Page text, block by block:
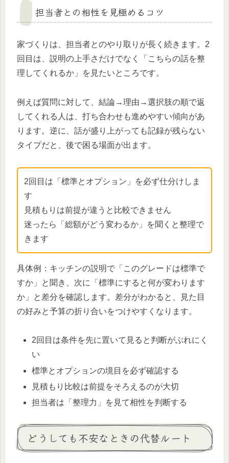
担当者との相性を見極めるコツ
家づくりは、担当者とのやり取りが長く続きます。2
回目は、説明の上手さだけでなく「こちらの話を整
理してくれるか」を見たいところです。
例えば質問に対して、結論→理由→選択肢の順で返
してくれる人は、打ち合わせも進めやすい傾向があ
ります。逆に、話が盛り上がっても記録が残らない
タイプだと、後で困る場面が出ます。
2回目は「標準とオプション」を必ず仕分けしま
す
見積もりは前提が違うと比較できません
迷ったら「総額がどう変わるか」を聞くと整理で
きます
具体例：キッチンの説明で「このグレードは標準で
すか」と聞き、次に「標準にすると何が変わります
か」と差分を確認します。差分がわかると、見た目
の好みと予算の折り合いをつけやすくなります。
2回目は条件を先に置いて見ると判断がぶれにく
い
標準とオプションの境目を必ず確認する
見積もり比較は前提をそろえるのが大切
担当者は「整理力」を見て相性を判断する
どうしても不安なときの代替ルート